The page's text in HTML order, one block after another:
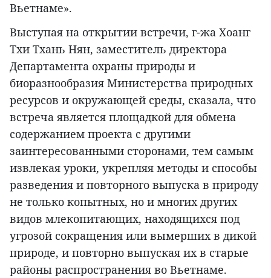
Вьетнаме».
Выступая на открытии встречи, г-жа Хоанг
Тхи Тхань Нян, заместитель директора
Департамента охраны природы и
биоразнообразия Министерства природных
ресурсов и окружающей среды, сказала, что
встреча является площадкой для обмена
содержанием проекта с другими
заинтересованными сторонами, тем самым
извлекая уроки, укрепляя методы и способы
разведения и повторного выпуска в природу
не только копытных, но и многих других
видов млекопитающих, находящихся под
угрозой сокращения или вымерших в дикой
природе, и повторно выпуская их в старые
районы распространения во Вьетнаме.